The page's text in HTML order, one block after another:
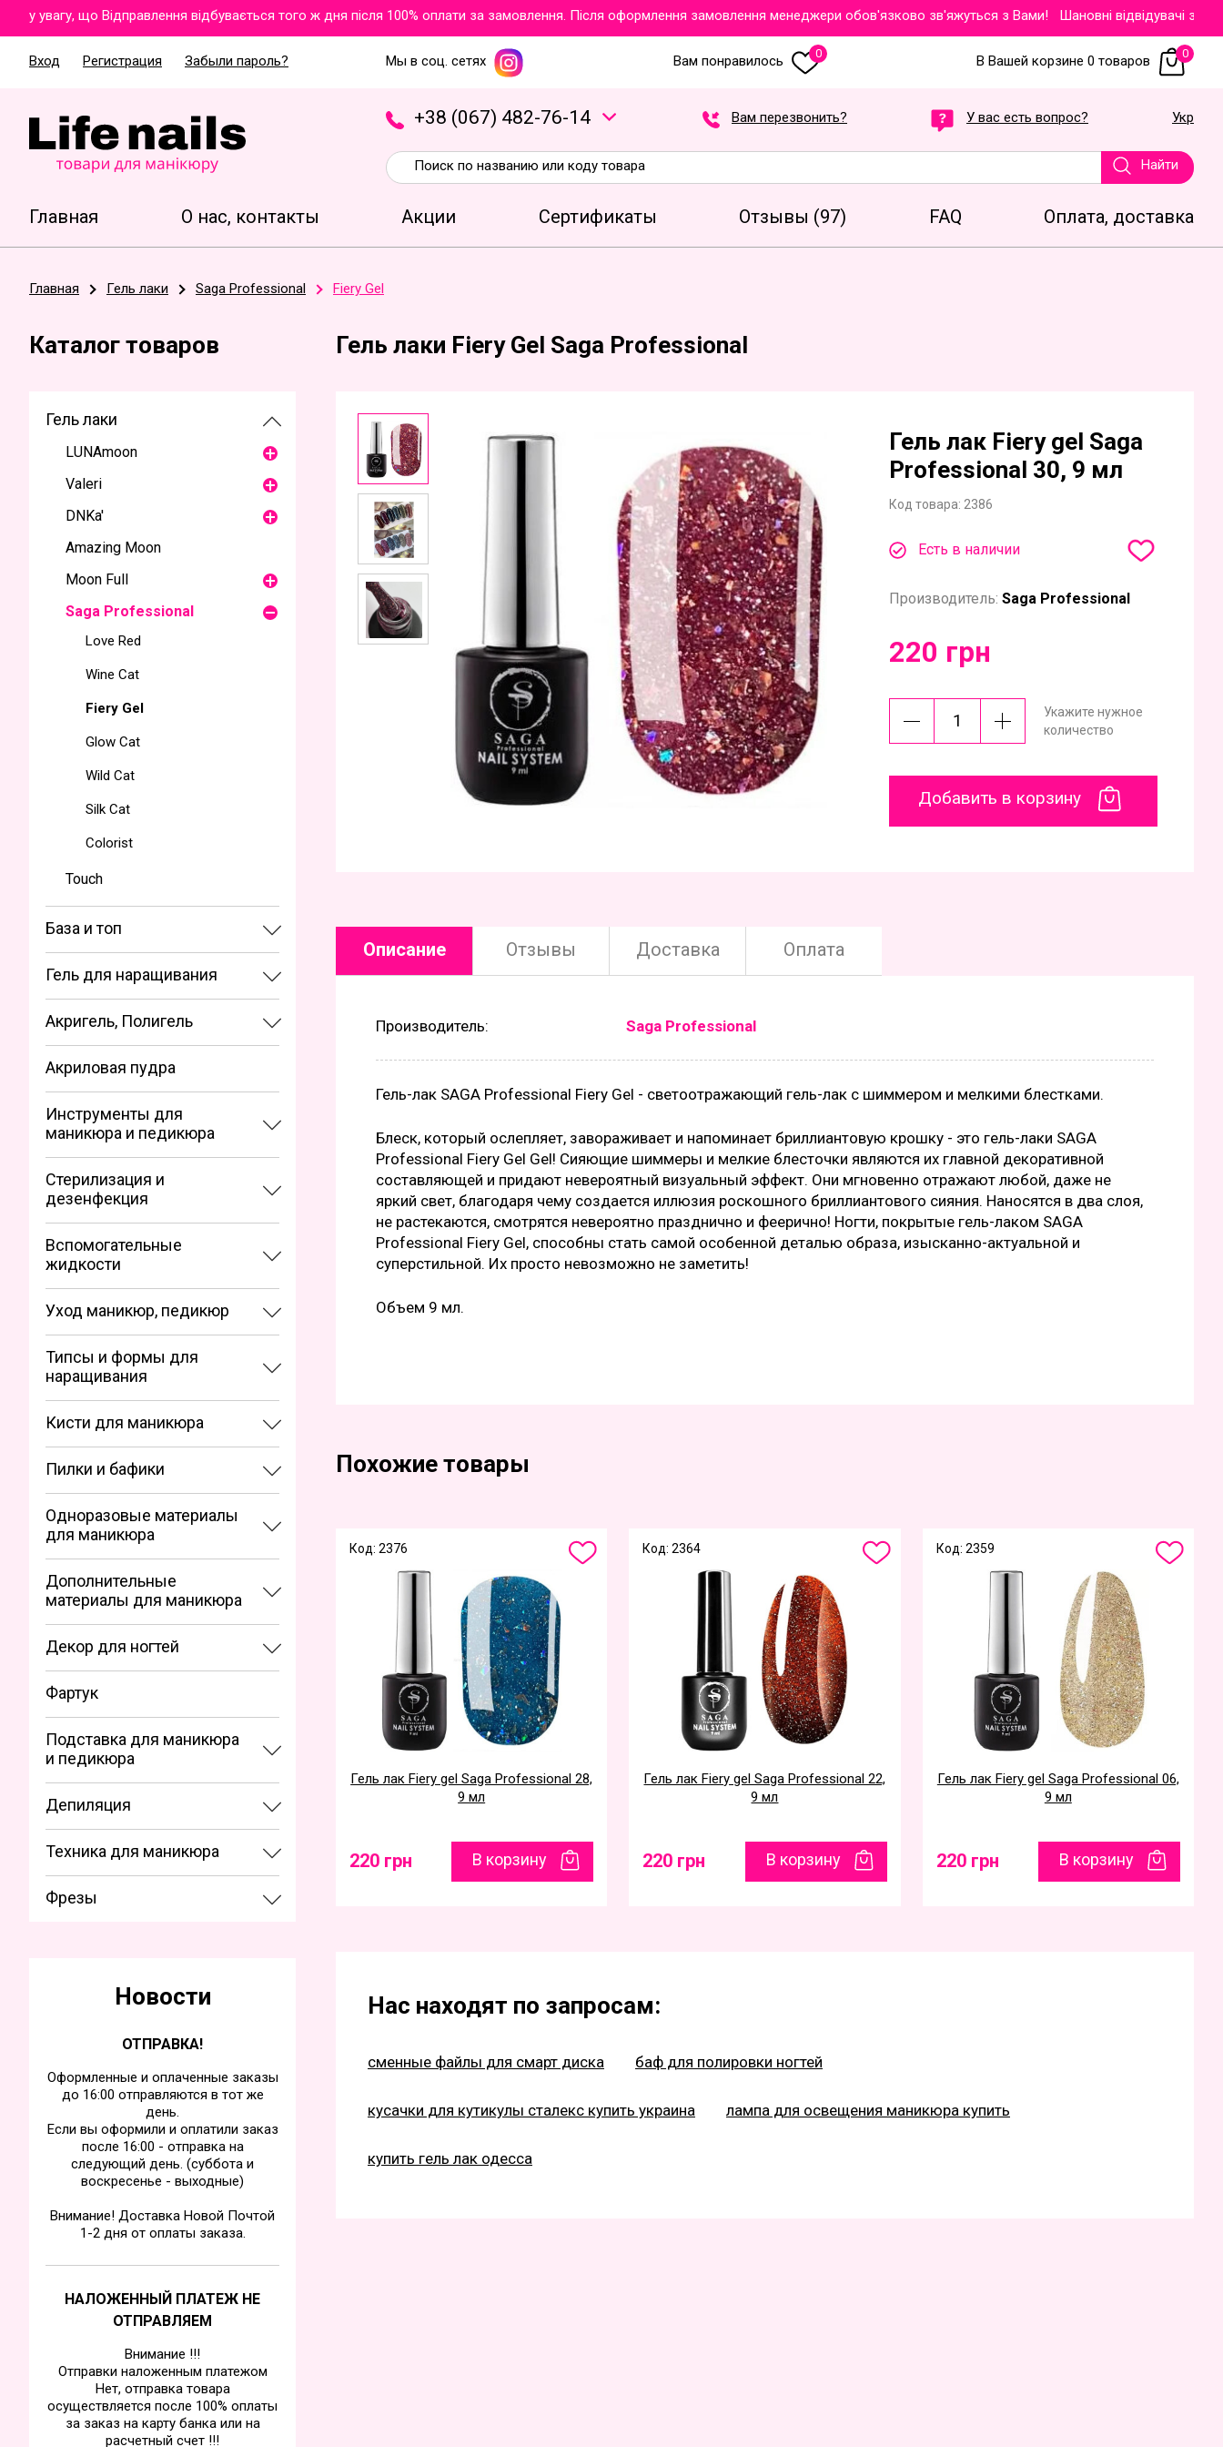
увагу, що Відправлення відбувається того ж дня після 100% оплати за замовлення. Після оформлення замовлення менеджери обов'язково зв'яжуться з Вами!Шановні відвідувачі
Вход Регистрация Забыли пароль? Мы в соц. сетях Вам понравилось 0 В Вашей корзине 0 товаров 0
+38 (067) 482-76-1 4 Вам перезвонить? У вас есть вопрос? Укр
Найти
Главная О нас, контакты Акции Сертификаты Отзывы (97) FAQ Оплата, доставка
Главная Гель лаки Saga Professional Fiery Gel
Каталог товаров
Гель лаки
LUNAmoon
Valeri
DNKa'
Amazing Moon
Moon Full
Saga Professional
Love Red
Wine Cat
Fiery Gel
Glow Cat
Wild Cat
Silk Cat
Сolorist
Touch
База и топ
Гель для наращивания
Акригель, Полигель
Акриловая пудра
Инструменты для
маникюра и педикюра
Стерилизация и
дезенфекция
Вспомогательные
жидкости
Уход маникюр, педикюр
Типсы и формы для
наращивания
Кисти для маникюра
Пилки и бафики
Одноразовые материалы
для маникюра
Дополнительные
материалы для маникюра
Декор для ногтей
Фартук
Подставка для маникюра
и педикюра
Депиляция
Техника для маникюра
Фрезы
Новости
ОТПРАВКА!
Оформленные и оплаченные заказы
до 16:00 отправляются в тот же
день.
Если вы оформили и оплатили заказ
после 16:00 - отправка на
следующий день. (суббота и
воскресенье - выходные)
Внимание! Доставка Новой Почтой
1-2 дня от оплаты заказа.
НАЛОЖЕННЫЙ ПЛАТЕЖ НЕ
ОТПРАВЛЯЕМ
Внимание !!!
Отправки наложенным платежом
Нет, отправка товара
осуществляется после 100% оплаты
за заказ на карту банка или на
расчетный счет !!!
Гель лаки Fiery Gel Saga Professional
Гель лак Fiery gel Saga
Professional 30, 9 мл
Код товара: 2386
Есть в наличии
Производитель: Saga Professional
220 грн
Укажите нужное
количество
Добавить в корзину
Описание Отзывы Доставка Оплата
Производитель: Saga Professional
Гель-лак SAGA Professional Fiery Gel - светоотражающий гель-лак с шиммером и мелкими блестками.
Блеск, который ослепляет, завораживает и напоминает бриллиантовую крошку - это гель-лаки SAGA
Professional Fiery Gel Gel! Сияющие шиммеры и мелкие блесточки являются их главной декоративной
составляющей и придают невероятный визуальный эффект. Они мгновенно отражают любой, даже не
яркий свет, благодаря чему создается иллюзия роскошного бриллиантового сияния. Наносятся в два слоя,
не растекаются, смотрятся невероятно празднично и феерично! Ногти, покрытые гель-лаком SAGA
Professional Fiery Gel, способны стать самой особенной деталью образа, изысканно-актуальной и
суперстильной. Их просто невозможно не заметить!
Объем 9 мл.
Похожие товары
Код: 2376
Гель лак Fiery gel Saga Professional 28,
9 мл
220 грн В корзину
Код: 2364
Гель лак Fiery gel Saga Professional 22,
9 мл
220 грн В корзину
Код: 2359
Гель лак Fiery gel Saga Professional 06,
9 мл
220 грн В корзину
Нас находят по запросам:
сменные файлы для смарт диска баф для полировки ногтей
кусачки для кутикулы сталекс купить украина лампа для освещения маникюра купить
купить гель лак одесса